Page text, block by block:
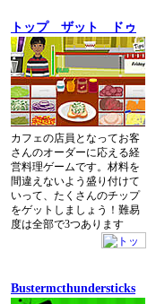
トップ ザット ドゥ
カフェの店員となってお客
さんのオーダーに応える経
営料理ゲームです。材料を
間違えないよう盛り付けて
いって、たくさんのチップ
をゲットしましょう！難易
度は全部で3つあります
Bustermcthundersticks